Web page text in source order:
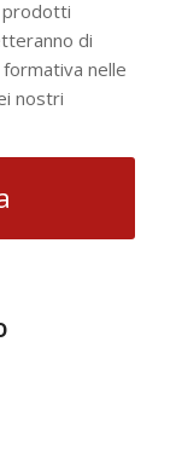
prodotti
di
nelle
nostri